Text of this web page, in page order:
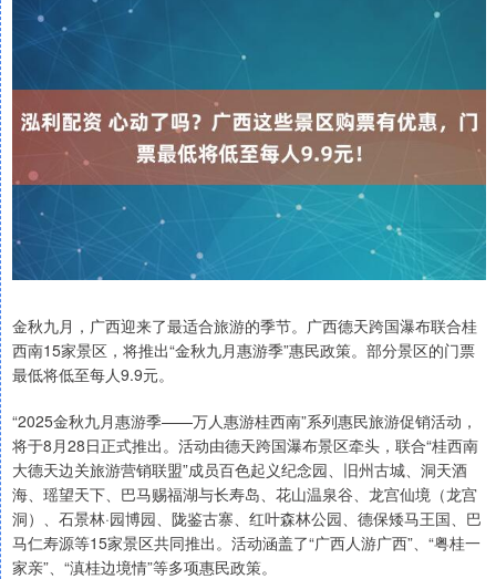
金秋九月，广西迎来了最适合旅游的季节。广西德天跨国瀑布联合桂
西南15家景区，将推出“金秋九月惠游季”惠民政策。部分景区的门票
最低将低至每人9.9元。
“2025金秋九月惠游季——万人惠游桂西南”系列惠民旅游促销活动，
将于8月28日正式推出。活动由德天跨国瀑布景区牵头，联合“桂西南
大德天边关旅游营销联盟”成员百色起义纪念园、旧州古城、洞天酒
海、瑶望天下、巴马赐福湖与长寿岛、花山温泉谷、龙宫仙境（龙宫
洞）、石景林·园博园、陇鉴古寨、红叶森林公园、德保矮马王国、巴
马仁寿源等15家景区共同推出。活动涵盖了“广西人游广西”、“粤桂一
家亲”、“滇桂边境情”等多项惠民政策。